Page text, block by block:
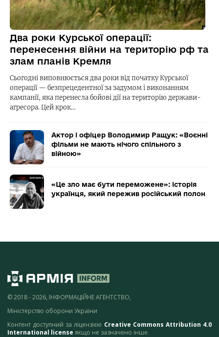
Два роки Курської операції:
перенесення війни на територію рф та
злам планів Кремля
Сьогодні виповнюється два роки від початку Курської
операції — безпрецедентної за задумом і виконанням
кампанії, яка перенесла бойові дії на територію держави-
агресора. Цей крок…
Актор і офіцер Володимир Ращук: «Воєнні
фільми не мають нічого спільного з
війною»
«Це зло має бути переможене»: історія
українця, який пережив російський полон
© 2018 - 2026, ІНФОРМАЦІЙНЕ АГЕНТСТВО,
Міністерство оборони України
Контент доступний за ліцензією Creative Commons Attribution 4.0
International license якщо не зазначено інше.